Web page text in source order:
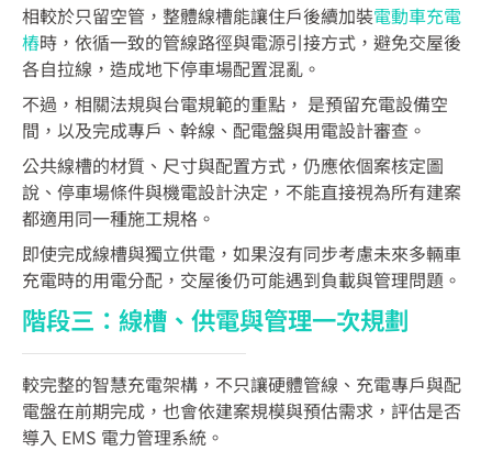
相較於只留空管，整體線槽能讓住戶後續加裝電動車充電
樁時，依循一致的管線路徑與電源引接方式，避免交屋後
各自拉線，造成地下停車場配置混亂。
不過，相關法規與台電規範的重點， 是預留充電設備空
間，以及完成專戶、幹線、配電盤與用電設計審查。
公共線槽的材質、尺寸與配置方式，仍應依個案核定圖
說、停車場條件與機電設計決定，不能直接視為所有建案
都適用同一種施工規格。
即使完成線槽與獨立供電，如果沒有同步考慮未來多輛車
充電時的用電分配，交屋後仍可能遇到負載與管理問題。
階段三：線槽、供電與管理一次規劃
較完整的智慧充電架構，不只讓硬體管線、充電專戶與配
電盤在前期完成，也會依建案規模與預估需求，評估是否
導入 EMS 電力管理系統。